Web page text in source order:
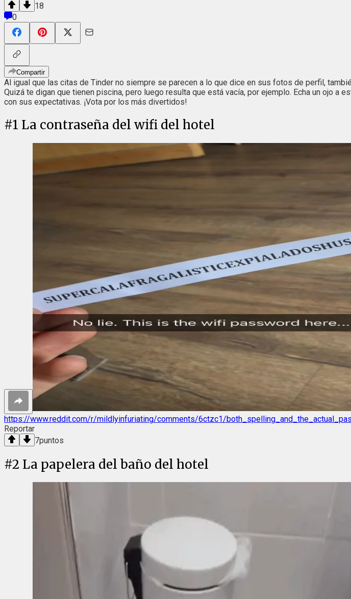
18
0
Compartir
Al igual que las citas de Tinder no siempre se parecen a lo que dice en sus fotos de perfil,
Quizá te digan que tienen piscina, pero luego resulta que está vacía, por ejemplo. Echa un ojo
con sus expectativas. ¡Vota por los más divertidos!
#1 La contraseña del wifi del hotel
https://www.reddit.com/r/mildlyinfuriating/comments/6ctzc1/
Reportar
7puntos
#2 La papelera del baño del hotel